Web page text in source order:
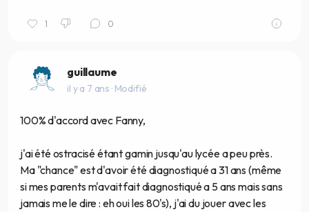
1 0
guillaume
il y a 7 ans · Modifié
100% d'accord avec Fanny,
j'ai été ostracisé étant gamin jusqu'au lycée a peu près.
Ma "chance" est d'avoir été diagnostiqué a 31 ans (même
si mes parents m'avait fait diagnostiqué a 5 ans mais sans
jamais me le dire : eh oui les 80's), j'ai du jouer avec les